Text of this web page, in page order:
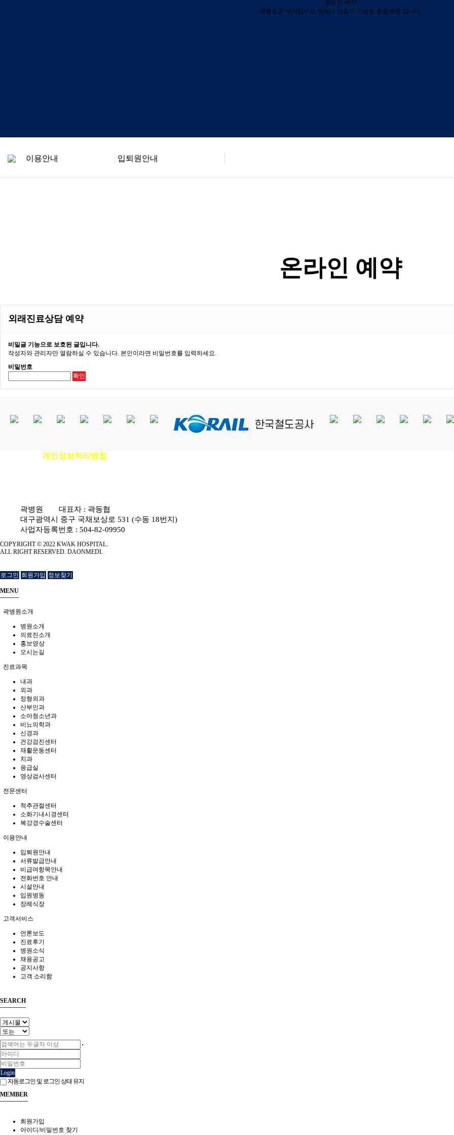
온라인 예약
곽병원은 예약없이도 언제나 진료가 가능한 종합병원 입니다.
온라인 예약
외래진료상담 예약
비밀글 기능으로 보호된 글입니다.
작성자와 관리자만 열람하실 수 있습니다. 본인이라면 비밀번호를 입력하세요.
비밀번호
확인
개인정보처리방침
곽병원 대표자 : 곽동협
대구광역시 중구 국채보상로 531 (수동 18번지)
사업자등록번호 : 504-82-09950
COPYRIGHT © 2022 KWAK HOSPITAL.
ALL RIGHT RESERVED. DAONMEDI.
로그인 회원가입 정보찾기
MENU
곽병원소개
병원소개
의료진소개
홍보영상
오시는길
진료과목
내과
외과
정형외과
산부인과
소아청소년과
비뇨의학과
신경과
건강검진센터
재활운동센터
치과
응급실
영상검사센터
전문센터
척추관절센터
소화기내시경센터
복강경수술센터
이용안내
입퇴원안내
서류발급안내
비급여항목안내
전화번호 안내
시설안내
입원병동
장례식장
고객서비스
언론보도
진료후기
병원소식
채용공고
공지사항
고객 소리함
SEARCH
Login
자동로그인 및 로그인 상태 유지
MEMBER
회원가입
아이디/비밀번호 찾기